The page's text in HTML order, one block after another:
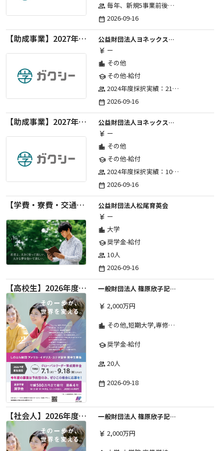
group 毎年、新規5事業前後への助成金交付を予定とし、初年度5事業、2年目合計10事業前後、3年目合計15事業前後、4年目以降は15事業前後にて実施する。 2025年度採択実績：5事業、2026年度採択実績：5事業
date_range 2026-09-16
【助成事業】2027年度（通年）国際交流普及事業に関する助成金
公益財団法人ヨネックススポーツ振興財団
currency_yen ー
location_city その他
schoolその他-給付
group 2024年度採択実績：21事業（前期11・後期10）、2025年度採択実績：30事業（前期15・後期15）、2026年度採択実績：40事業 ※2026年度より、前期・後期の区分を廃止し、年1回の申請受付となりました。
date_range 2026-09-16
【助成事業】2027年度（通年）ジュニアスポーツ振興に関する助成金
公益財団法人ヨネックススポーツ振興財団
currency_yen ー
location_city その他
schoolその他-給付
group 2024年度採択実績：107事業（前期45・後期62）、2025年度採択実績：103事業（前期48・後期55）、2026年度採択実績：97事業 ※2026年度より、前期・後期の区分を廃止し、年1回の申請受付となりました。
date_range 2026-09-16
【学費・寮費・交通費給付】2027年度第71期育英生募集
公益財団法人松尾育英会
currency_yen ー
location_city 大学
school奨学金-給付
group 10人
date_range 2026-09-16
【高校生】2026年度 しのはら財団 アメリカ・イギリス・カナダ英語留学奨学金
一般財団法人 篠原欣子記念財団 (海外留学奨学金グループ)
currency_yen 2,000万円
location_city その他,短期大学,専修学校,高等専門学校,高等学校,大学院,大学
school奨学金-給付
group 20人
date_range 2026-09-18
【社会人】2026年度 しのはら財団 アメリカ・イギリス・カナダ英語留学奨学金
一般財団法人 篠原欣子記念財団 (海外留学奨学金グループ)
currency_yen 2,000万円